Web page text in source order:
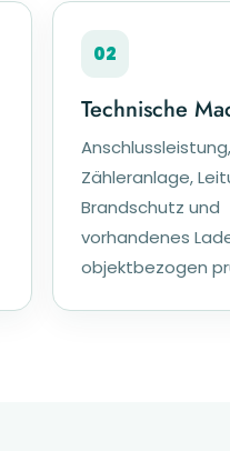
02
Technische
Anschlussleistung,
Zähleranlage,
Brandschutz und
vorhandenes
objektbezogen